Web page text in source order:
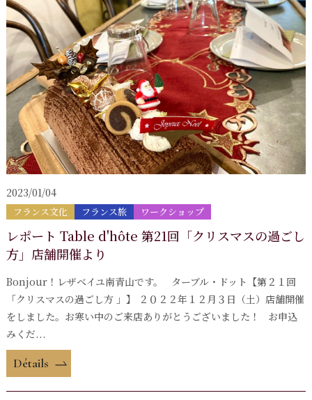
2023/01/04
フランス文化 フランス旅 ワークショップ
レポート Table d'hôte 第21回「クリスマスの過ごし
方」店舗開催より
Bonjour！レザベイユ南青山です。 ターブル・ドット【第２１回
「クリスマスの過ごし方 」】 ２０２２年１２月３日（土）店舗開催
をしました。お寒い中のご来店ありがとうございました！ お申込
みくだ...
Détails